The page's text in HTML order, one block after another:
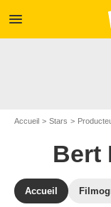
menu
Accueil Stars
Bert
Accueil